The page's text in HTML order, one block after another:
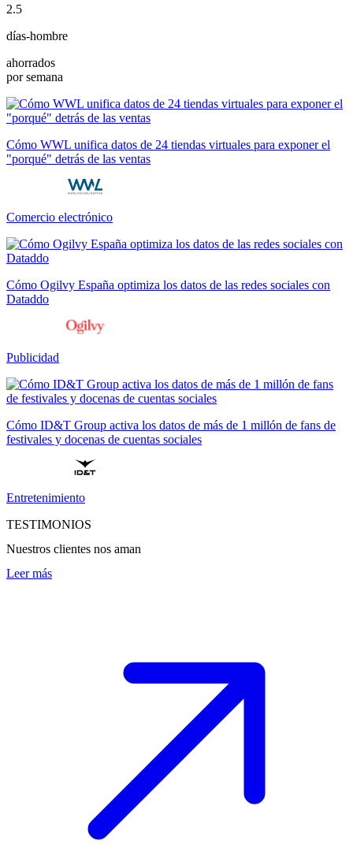
2.5
días-hombre
ahorrados
por semana
Cómo WWL unifica datos de 24 tiendas virtuales para exponer el
"porqué" detrás de las ventas
Comercio electrónico
Cómo Ogilvy España optimiza los datos de las redes sociales con
Dataddo
Publicidad
Cómo ID&T Group activa los datos de más de 1 millón de fans de
festivales y docenas de cuentas sociales
Entretenimiento
TESTIMONIOS
Nuestros clientes nos aman
Leer más